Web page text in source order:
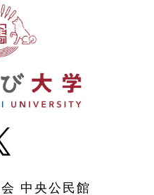
中央公民館